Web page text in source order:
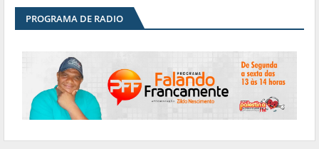
PROGRAMA DE RADIO